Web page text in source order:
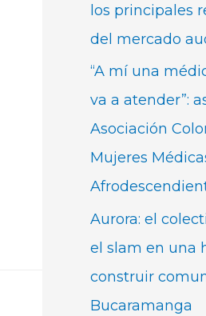
los principales
del mercado
“A mí una
va a atender”:
Asociación
Mujeres
Aurora: el
el slam en una
construir
Bucaramanga